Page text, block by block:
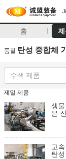
홈
품질 탄성 중합체
제일 제품
생
은
고
탄